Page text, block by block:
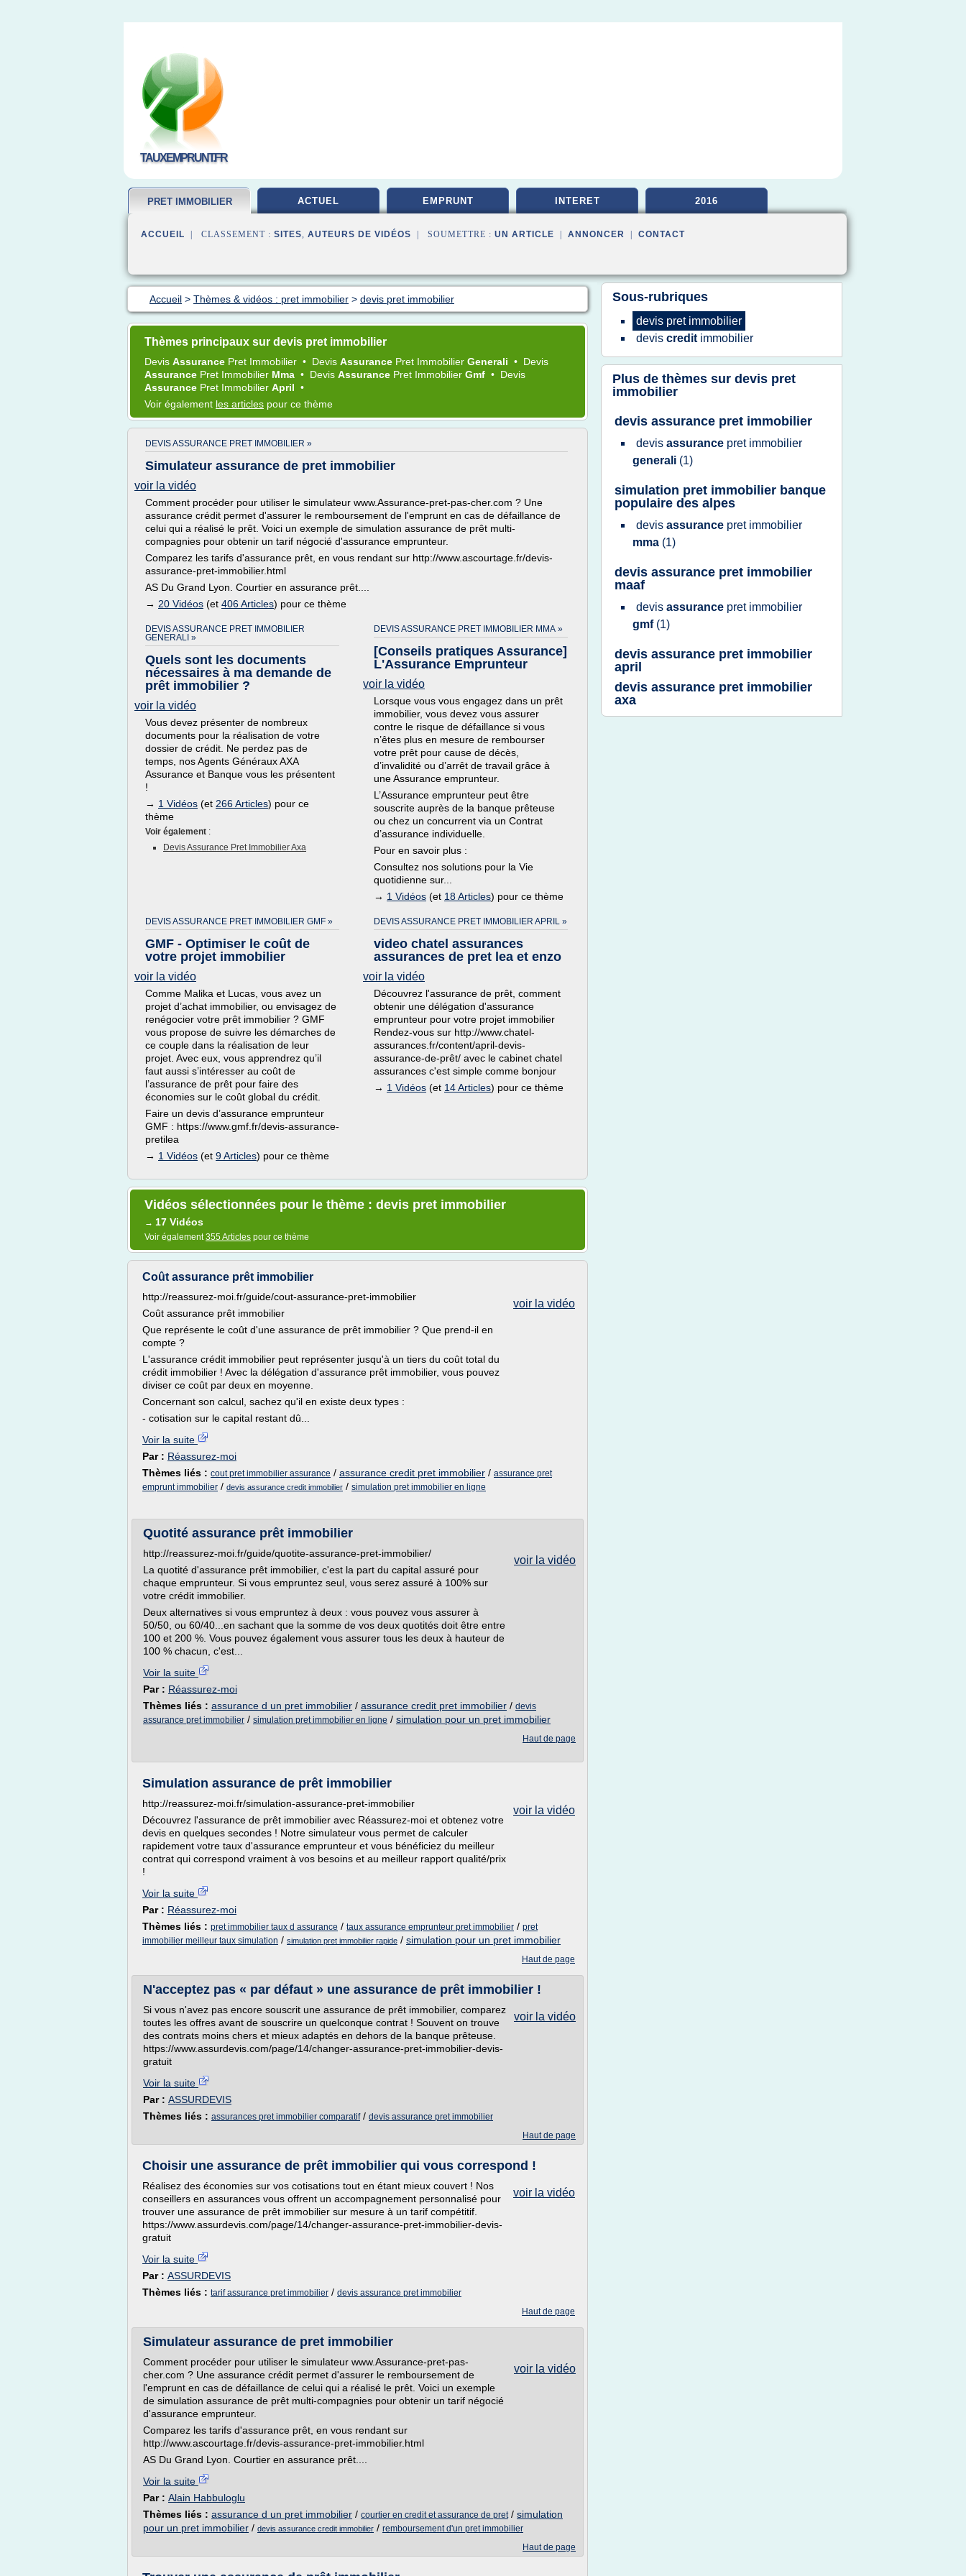
TAUXEMPRUNT.FR
PRET IMMOBILIER ACTUEL EMPRUNT INTERET 2016
ACCUEIL | CLASSEMENT : SITES, AUTEURS DE VIDÉOS | SOUMETTRE : UN ARTICLE ANNONCER CONTACT
Accueil > Thèmes & vidéos : pret immobilier > devis pret immobilier
Thèmes principaux sur devis pret immobilier
Devis Assurance Pret Immobilier • Devis Assurance Pret Immobilier Generali • Devis
Assurance Pret Immobilier Mma • Devis Assurance Pret Immobilier Gmf • Devis
Assurance Pret Immobilier April •
Voir également les articles pour ce thème
DEVIS ASSURANCE PRET IMMOBILIER »
Simulateur assurance de pret immobilier
voir la vidéo
Comment procéder pour utiliser le simulateur www.Assurance-pret-pas-cher.com ? Une
assurance crédit permet d'assurer le remboursement de l'emprunt en cas de défaillance de
celui qui a réalisé le prêt. Voici un exemple de simulation assurance de prêt multi-
compagnies pour obtenir un tarif négocié d'assurance emprunteur.
Comparez les tarifs d'assurance prêt, en vous rendant sur http://www.ascourtage.fr/devis-
assurance-pret-immobilier.html
AS Du Grand Lyon. Courtier en assurance prêt....
→ 20 Vidéos (et 406 Articles) pour ce thème
DEVIS ASSURANCE PRET IMMOBILIER
GENERALI »
Quels sont les documents
nécessaires à ma demande de
prêt immobilier ?
voir la vidéo
Vous devez présenter de nombreux
documents pour la réalisation de votre
dossier de crédit. Ne perdez pas de
temps, nos Agents Généraux AXA
Assurance et Banque vous les présentent
!
→ 1 Vidéos (et 266 Articles) pour ce
thème
Voir également :
Devis Assurance Pret Immobilier Axa
DEVIS ASSURANCE PRET IMMOBILIER MMA »
[Conseils pratiques Assurance]
L'Assurance Emprunteur
voir la vidéo
Lorsque vous vous engagez dans un prêt
immobilier, vous devez vous assurer
contre le risque de défaillance si vous
n’êtes plus en mesure de rembourser
votre prêt pour cause de décès,
d’invalidité ou d’arrêt de travail grâce à
une Assurance emprunteur.
L’Assurance emprunteur peut être
souscrite auprès de la banque prêteuse
ou chez un concurrent via un Contrat
d’assurance individuelle.
Pour en savoir plus :
Consultez nos solutions pour la Vie
quotidienne sur...
→ 1 Vidéos (et 18 Articles) pour ce thème
DEVIS ASSURANCE PRET IMMOBILIER GMF »
GMF - Optimiser le coût de
votre projet immobilier
voir la vidéo
Comme Malika et Lucas, vous avez un
projet d’achat immobilier, ou envisagez de
renégocier votre prêt immobilier ? GMF
vous propose de suivre les démarches de
ce couple dans la réalisation de leur
projet. Avec eux, vous apprendrez qu’il
faut aussi s’intéresser au coût de
l’assurance de prêt pour faire des
économies sur le coût global du crédit.
Faire un devis d’assurance emprunteur
GMF : https://www.gmf.fr/devis-assurance-
pretilea
→ 1 Vidéos (et 9 Articles) pour ce thème
DEVIS ASSURANCE PRET IMMOBILIER APRIL »
video chatel assurances
assurances de pret lea et enzo
voir la vidéo
Découvrez l'assurance de prêt, comment
obtenir une délégation d'assurance
emprunteur pour votre projet immobilier
Rendez-vous sur http://www.chatel-
assurances.fr/content/april-devis-
assurance-de-prêt/ avec le cabinet chatel
assurances c'est simple comme bonjour
→ 1 Vidéos (et 14 Articles) pour ce thème
Vidéos sélectionnées pour le thème : devis pret immobilier
→ 17 Vidéos
Voir également355 Articles pour ce thème
Coût assurance prêt immobilier
voir la vidéo
http://reassurez-moi.fr/guide/cout-assurance-pret-immobilier
Coût assurance prêt immobilier
Que représente le coût d'une assurance de prêt immobilier ? Que prend-il en
compte ?
L'assurance crédit immobilier peut représenter jusqu'à un tiers du coût total du
crédit immobilier ! Avec la délégation d'assurance prêt immobilier, vous pouvez
diviser ce coût par deux en moyenne.
Concernant son calcul, sachez qu'il en existe deux types :
- cotisation sur le capital restant dû...
Voir la suite
Par : Réassurez-moi
Thèmes liés : cout pret immobilier assurance / assurance credit pret immobilier / assurance pret
emprunt immobilier / devis assurance credit immobilier / simulation pret immobilier en ligne
Quotité assurance prêt immobilier
voir la vidéo
http://reassurez-moi.fr/guide/quotite-assurance-pret-immobilier/
La quotité d'assurance prêt immobilier, c'est la part du capital assuré pour
chaque emprunteur. Si vous empruntez seul, vous serez assuré à 100% sur
votre crédit immobilier.
Deux alternatives si vous empruntez à deux : vous pouvez vous assurer à
50/50, ou 60/40...en sachant que la somme de vos deux quotités doit être entre
100 et 200 %. Vous pouvez également vous assurer tous les deux à hauteur de
100 % chacun, c'est...
Voir la suite
Par : Réassurez-moi
Thèmes liés : assurance d un pret immobilier / assurance credit pret immobilier / devis
assurance pret immobilier / simulation pret immobilier en ligne / simulation pour un pret immobilier
Haut de page
Simulation assurance de prêt immobilier
voir la vidéo
http://reassurez-moi.fr/simulation-assurance-pret-immobilier
Découvrez l'assurance de prêt immobilier avec Réassurez-moi et obtenez votre
devis en quelques secondes ! Notre simulateur vous permet de calculer
rapidement votre taux d'assurance emprunteur et vous bénéficiez du meilleur
contrat qui correspond vraiment à vos besoins et au meilleur rapport qualité/prix
!
Voir la suite
Par : Réassurez-moi
Thèmes liés : pret immobilier taux d assurance / taux assurance emprunteur pret immobilier / pret
immobilier meilleur taux simulation / simulation pret immobilier rapide / simulation pour un pret immobilier
Haut de page
N'acceptez pas « par défaut » une assurance de prêt immobilier !
voir la vidéo
Si vous n'avez pas encore souscrit une assurance de prêt immobilier, comparez
toutes les offres avant de souscrire un quelconque contrat ! Souvent on trouve
des contrats moins chers et mieux adaptés en dehors de la banque prêteuse.
https://www.assurdevis.com/page/14/changer-assurance-pret-immobilier-devis-
gratuit
Voir la suite
Par : ASSURDEVIS
Thèmes liés : assurances pret immobilier comparatif/ devis assurance pret immobilier
Haut de page
Choisir une assurance de prêt immobilier qui vous correspond !
voir la vidéo
Réalisez des économies sur vos cotisations tout en étant mieux couvert ! Nos
conseillers en assurances vous offrent un accompagnement personnalisé pour
trouver une assurance de prêt immobilier sur mesure à un tarif compétitif.
https://www.assurdevis.com/page/14/changer-assurance-pret-immobilier-devis-
gratuit
Voir la suite
Par : ASSURDEVIS
Thèmes liés : tarif assurance pret immobilier / devis assurance pret immobilier
Haut de page
Simulateur assurance de pret immobilier
voir la vidéo
Comment procéder pour utiliser le simulateur www.Assurance-pret-pas-
cher.com ? Une assurance crédit permet d'assurer le remboursement de
l'emprunt en cas de défaillance de celui qui a réalisé le prêt. Voici un exemple
de simulation assurance de prêt multi-compagnies pour obtenir un tarif négocié
d'assurance emprunteur.
Comparez les tarifs d'assurance prêt, en vous rendant sur
http://www.ascourtage.fr/devis-assurance-pret-immobilier.html
AS Du Grand Lyon. Courtier en assurance prêt....
Voir la suite
Par : Alain Habbuloglu
Thèmes liés : assurance d un pret immobilier / courtier en credit et assurance de pret/ simulation
pour un pret immobilier / devis assurance credit immobilier / remboursement d'un pret immobilier
Haut de page
Sous-rubriques
devis pret immobilier
devis credit immobilier
Plus de thèmes sur devis pret
immobilier
devis assurance pret immobilier
devis assurance pret immobilier
generali (1)
simulation pret immobilier banque
populaire des alpes
devis assurance pret immobilier
mma (1)
devis assurance pret immobilier
maaf
devis assurance pret immobilier
gmf (1)
devis assurance pret immobilier
april
devis assurance pret immobilier
axa